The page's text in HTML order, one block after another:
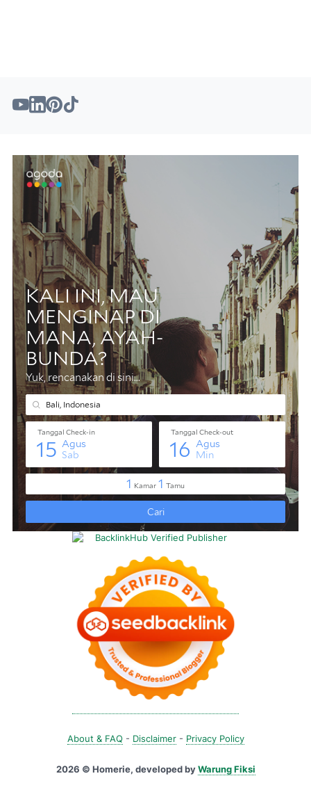
About & FAQ- Disclaimer- Privacy Policy
2026 © Homerie, developed by Warung Fiksi